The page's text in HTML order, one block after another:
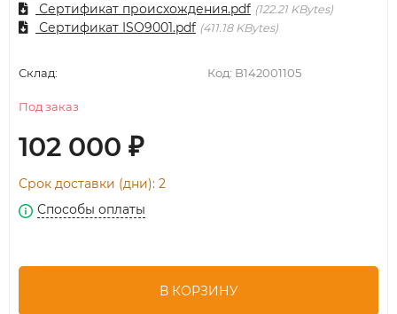
Сертификат происхождения.pdf 122.21 KBytes
Сертификат ISO9001.pdf 411.18 KBytes
Код: B142001105
Склад:
Под заказ
102 000 ₽
Срок доставки (дни): 2
Способы оплаты
В КОРЗИНУ